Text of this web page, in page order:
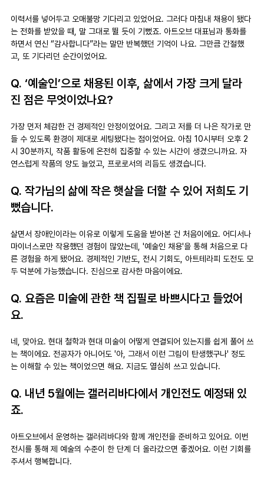
이력서를 넣어두고 오매불망 기다리고 있었어요. 그러다 마침내 채용이 됐다
는 전화를 받았을 때, 말 그대로 뛸 듯이 기뻤죠. 아트오브 대표님과 통화를
하면서 연신 “감사합니다”라는 말만 반복했던 기억이 나요. 그만큼 간절했
고, 또 기다리던 순간이었어요.
Q. ‘예술인’으로 채용된 이후, 삶에서 가장 크게 달라
진 점은 무엇이었나요?
가장 먼저 체감한 건 경제적인 안정이었어요. 그리고 저를 더 나은 작가로 만
들 수 있도록 환경이 제대로 세팅됐다는 점이었어요. 아침 10시부터 오후 2
시 30분까지, 작품 활동에 온전히 집중할 수 있는 시간이 생겼으니까요. 자
연스럽게 작품의 양도 늘었고, 프로로서의 리듬도 생겼습니다.
Q. 작가님의 삶에 작은 햇살을 더할 수 있어 저희도 기
뻤습니다.
살면서 장애인이라는 이유로 이렇게 도움을 받아본 건 처음이에요. 어디서나
마이너스로만 작용했던 경험이 많았는데, '예술인 채용'을 통해 처음으로 다
른 경험을 하게 됐어요. 경제적인 기반도, 전시 기회도, 아트테라피 도전도 모
두 덕분에 가능했습니다. 진심으로 감사한 마음이에요.
Q. 요즘은 미술에 관한 책 집필로 바쁘시다고 들었어
요.
네, 맞아요. 현대 철학과 현대 미술이 어떻게 연결되어 있는지를 쉽게 풀어 쓰
는 책이에요. 전공자가 아니어도 '아, 그래서 이런 그림이 탄생했구나' 정도
는 이해할 수 있는 책이었으면 해요. 지금도 열심히 쓰고 있습니다.
Q. 내년 5월에는 갤러리바다에서 개인전도 예정돼 있
죠.
아트오브에서 운영하는 갤러리바다와 함께 개인전을 준비하고 있어요. 이번
전시를 통해 제 예술의 수준이 한 단계 더 올라갔으면 좋겠어요. 이런 기회를
주셔서 행복합니다.